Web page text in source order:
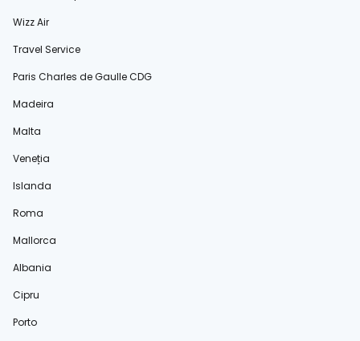
Wizz Air
Travel Service
Paris Charles de Gaulle CDG
Madeira
Malta
Veneția
Islanda
Roma
Mallorca
Albania
Cipru
Porto